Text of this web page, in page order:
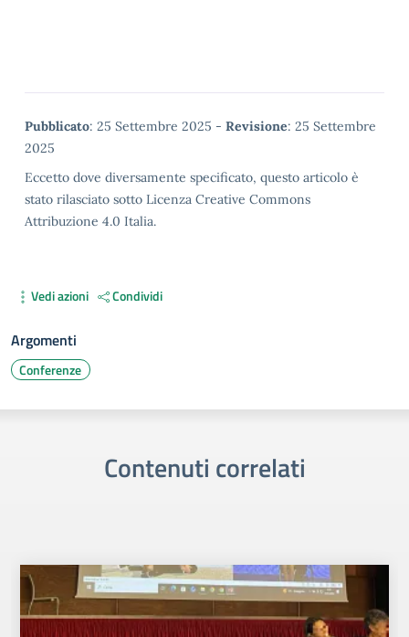
Metadata
Pubblicato: 25 Settembre 2025 - Revisione: 25 Settembre
2025
Eccetto dove diversamente specificato, questo articolo è
stato rilasciato sotto Licenza Creative Commons
Attribuzione 4.0 Italia.
Vedi azioni Condividi
Argomenti
Conferenze
Contenuti correlati